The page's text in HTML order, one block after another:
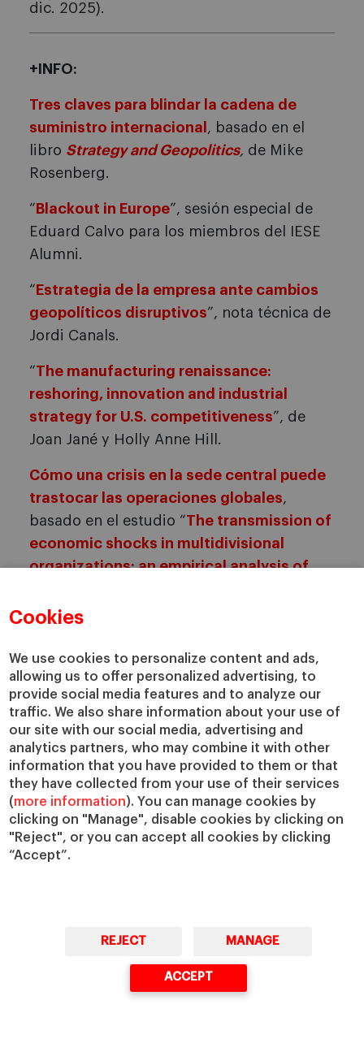
Cookies
We use cookies to personalize content and ads,
allowing us to offer personalized advertising, to
provide social media features and to analyze our
traffic. We also share information about your use of
our site with our social media, advertising and
analytics partners, who may combine it with other
information that you have provided to them or that
they have collected from your use of their services
(more information). You can manage cookies by
clicking on "Manage", disable cookies by clicking on
"Reject", or you can accept all cookies by clicking
“Accept”.
REJECT MANAGE
ACCEPT
dic. 2025).
+INFO:
Tres claves para blindar la cadena de
suministro internacional , basado en el
libro Strategy and Geopolitics, de Mike
Rosenberg.
“ Blackout in Europe”, sesión especial de
Eduard Calvo para los miembros del IESE
Alumni.
“ Estrategia de la empresa ante cambios
geopolíticos disruptivos”, nota técnica de
Jordi Canals.
“The manufacturing renaissance:
reshoring, innovation and industrial
strategy for U.S. competitiveness”, de
Joan Jané y Holly Anne Hill.
Cómo una crisis en la sede central puede
trastocar las operaciones globales,
basado en el estudio “The transmission of
economic shocks in multidivisional
organizations: an empirical analysis of
Vroom et al., publicado en
geopolítica operaciones PLUTO
CONTÁCTANOS